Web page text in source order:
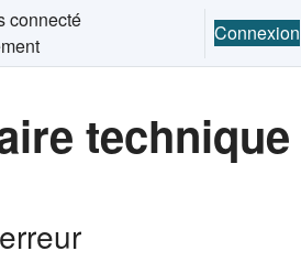
la saisie de recherche
connecté
Connexion
technique